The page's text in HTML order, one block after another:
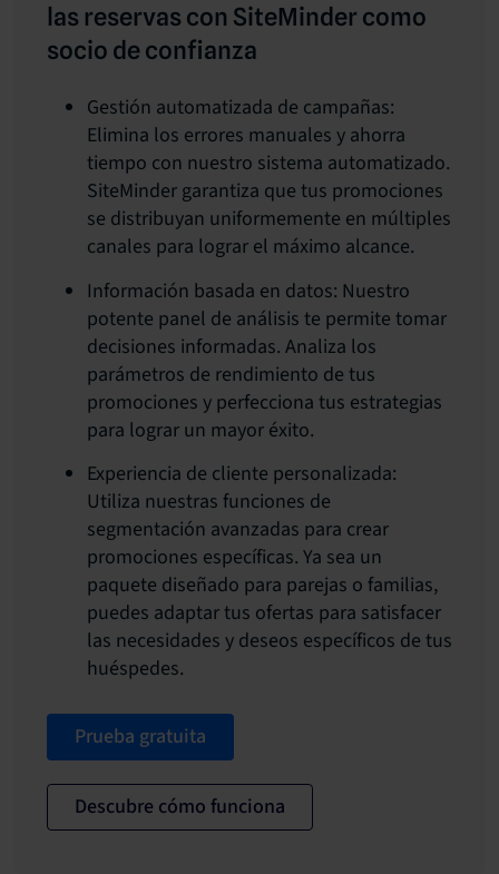
las reservas con SiteMinder como
socio de confianza
Gestión automatizada de campañas:
Elimina los errores manuales y ahorra
tiempo con nuestro sistema automatizado.
SiteMinder garantiza que tus promociones
se distribuyan uniformemente en múltiples
canales para lograr el máximo alcance.
Información basada en datos: Nuestro
potente panel de análisis te permite tomar
decisiones informadas. Analiza los
parámetros de rendimiento de tus
promociones y perfecciona tus estrategias
para lograr un mayor éxito.
Experiencia de cliente personalizada:
Utiliza nuestras funciones de
segmentación avanzadas para crear
promociones específicas. Ya sea un
paquete diseñado para parejas o familias,
puedes adaptar tus ofertas para satisfacer
las necesidades y deseos específicos de tus
huéspedes.
Prueba gratuita
Descubre cómo funciona